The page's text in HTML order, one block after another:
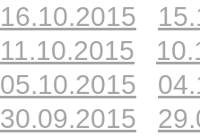
16.10.2015
11.10.2015
05.10.2015
30.09.2015